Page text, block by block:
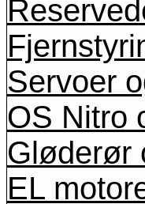
Servoer
OS Nitro
Gløderør
EL